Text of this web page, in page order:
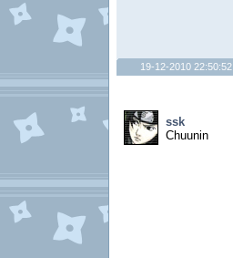
19-12-2010 22:50:52
ssk
Chuunin